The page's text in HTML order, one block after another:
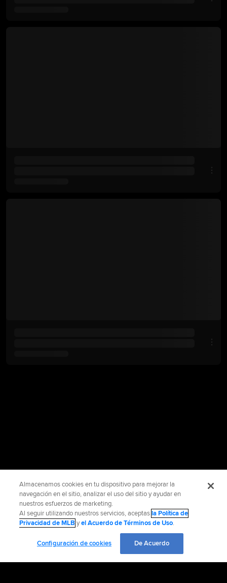
Almacenamos cookies en tu dispositivo para mejorar la
navegación en el sitio, analizar el uso del sitio y ayudar en
nuestros esfuerzos de marketing.
Al seguir utilizando nuestros servicios, aceptasla Política de
Privacidad de MLB yel Acuerdo de Términos de Uso.
Configuración de cookies De Acuerdo